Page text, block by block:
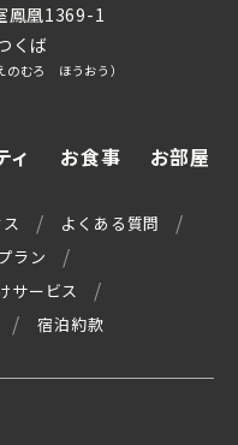
鳳凰1369-1
くば
むろ ほうおう）
ィ お食事 お部屋
よくある質問
ラン
サービス
宿泊約款